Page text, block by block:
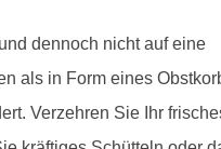
dennoch nicht auf eine
als in Form eines
Verzehren Sie Ihr